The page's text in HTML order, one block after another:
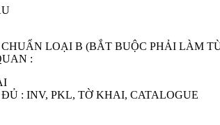
LOẠI B (BẮT BUỘC PHẢI LÀM
:
: INV, PKL, TỜ KHAI, CATALOGUE